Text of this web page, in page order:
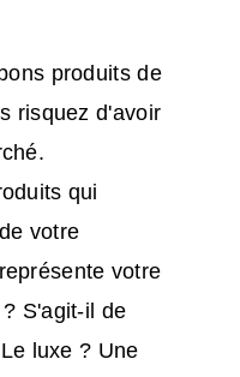
produits de
risquez d'avoir
qui
votre
votre
S'agit-il de
luxe ? Une